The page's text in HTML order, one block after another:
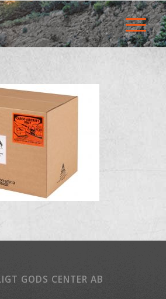
GODS CENTER AB